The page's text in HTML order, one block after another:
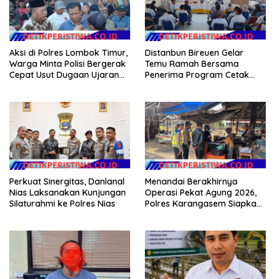
Aksi di Polres Lombok Timur,
Warga Minta Polisi Bergerak
Cepat Usut Dugaan Ujaran
Distanbun Bireuen Gelar
Temu Ramah Bersama
Penerima Program Cetak
Perkuat Sinergitas, Danlanal
Nias Laksanakan Kunjungan
Silaturahmi ke Polres Nias
Menandai Berakhirnya
Operasi Pekat Agung 2026,
Polres Karangasem Siapkan